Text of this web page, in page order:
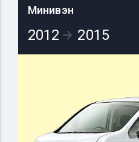
Минивэн
2012 2015